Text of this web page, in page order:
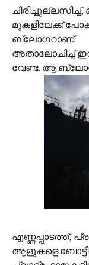
മുകളിലേക്ക്
ബ്ലോഗറാണ്.
അതാലോചിച്ച്
വേണ്ട. ആ
എണ്ണപ്പാടത്ത്,
ആളുകളെ